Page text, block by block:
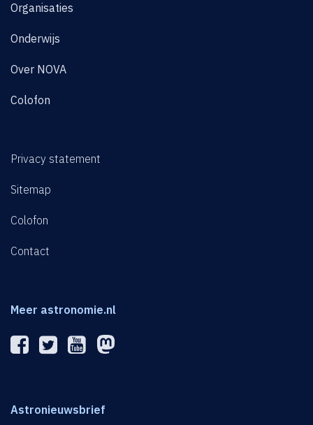
Organisaties
Onderwijs
Over NOVA
Colofon
Privacy statement
Sitemap
Colofon
Contact
Meer astronomie.nl
Astronieuwsbrief